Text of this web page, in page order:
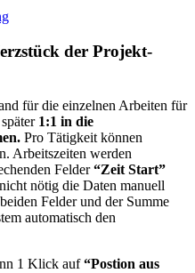
der Projekt-
für die einzelnen Arbeiten für
1:1 in die
Pro Tätigkeit können
Arbeitszeiten werden
Felder“Zeit Start”
nötig die Daten manuell
Felder und der Summe
automatisch den
1 Klick auf“Postion aus